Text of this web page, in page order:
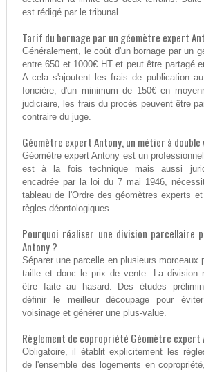
est rédigé par le tribunal.
Tarif du bornage par un géomètre expert
Généralement, le coût d'un bornage par un
entre 650 et 1000€ HT et peut être partagé
A cela s'ajoutent les frais de publication
foncière, d'un minimum de 150€ en
judiciaire, les frais du procès peuvent être
contraire du juge.
Géomètre expert Antony, un métier à
Géomètre expert Antony est un
est à la fois technique mais aussi
encadrée par la loi du 7 mai 1946,
tableau de l'Ordre des géomètres experts
règles déontologiques.
Pourquoi réaliser une division parcellaire
Antony ?
Séparer une parcelle en plusieurs morceaux
taille et donc le prix de vente. La division
être faite au hasard. Des études
définir le meilleur découpage pour
voisinage et générer une plus-value.
Règlement de copropriété Géomètre expert
Obligatoire, il établit explicitement les
de l'ensemble des logements en